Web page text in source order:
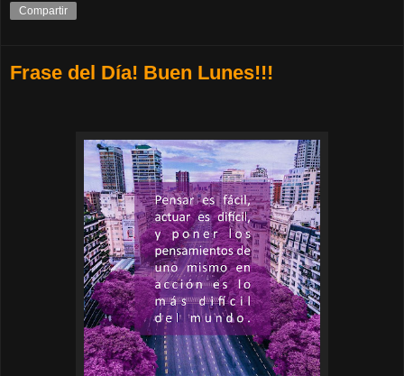
Compartir
Frase del Día! Buen Lunes!!!